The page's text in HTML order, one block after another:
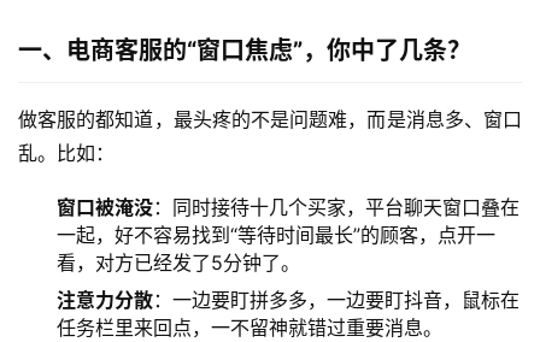
一、电商客服的“窗口焦虑”，你中了几条？
做客服的都知道，最头疼的不是问题难，而是消息多、窗口
乱。比如：
窗口被淹没：同时接待十几个买家，平台聊天窗口叠在
一起，好不容易找到“等待时间最长”的顾客，点开一
看，对方已经发了5分钟了。
注意力分散：一边要盯拼多多，一边要盯抖音，鼠标在
任务栏里来回点，一不留神就错过重要消息。